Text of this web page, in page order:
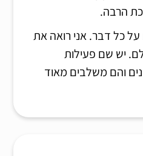
הרבה.
כל דבר. אני רואה את
יש שם פעילות
והם משלבים מאוד